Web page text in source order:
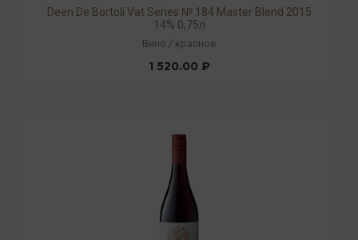
Deen De Bortoli Vat Series № 184 Master Blend 2015
14% 0,75л
Вино / красное
1 520.00 ₽